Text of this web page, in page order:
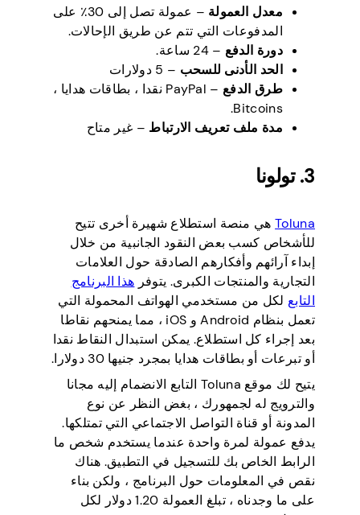
معدل العمولة
– عمولة تصل إلى 30٪ على
المدفوعات التي تتم عن طريق الإحالات.
دورة الدفع – 24 ساعة.
الحد الأدنى للسحب – 5 دولارات
طرق الدفع
– PayPal نقدا ، بطاقات هدايا ،
Bitcoins.
مدة ملف تعريف الارتباط – غير متاح
3. تولونا
Tolunaهي منصة استطلاع شهيرة أخرى تتيح
للأشخاص كسب بعض النقود الجانبية من خلال
إبداء آرائهم وأفكارهم الصادقة حول العلامات
التجارية والمنتجات الكبرى. يتوفر هذا البرنامج
التابع لكل من مستخدمي الهواتف المحمولة التي
تعمل بنظام Android و iOS ، مما يمنحهم نقاطا
بعد إجراء كل استطلاع. يمكن استبدال النقاط نقدا
أو تبرعات أو بطاقات هدايا بمجرد جنيها 30 دولارا.
يتيح لك موقع Toluna التابع الانضمام إليه مجانا
والترويج له لجمهورك ، بغض النظر عن نوع
المدونة أو قناة التواصل الاجتماعي التي تمتلكها.
يدفع عمولة لمرة واحدة عندما يستخدم شخص ما
الرابط الخاص بك للتسجيل في التطبيق. هناك
نقص في المعلومات حول البرنامج ، ولكن بناء
على ما وجدناه ، تبلغ العمولة 1.20 دولار لكل